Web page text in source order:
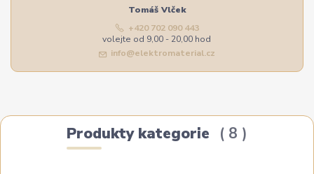
Tomáš Vlček
+420 702 090 443
volejte od 9,00 - 20,00 hod
info@elektromaterial.cz
Produkty kategorie 8